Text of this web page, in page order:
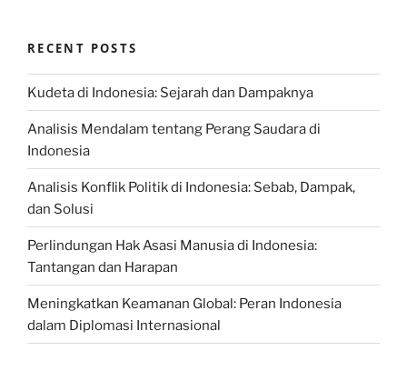
RECENT POSTS
Kudeta di Indonesia: Sejarah dan Dampaknya
Analisis Mendalam tentang Perang Saudara di
Indonesia
Analisis Konflik Politik di Indonesia: Sebab, Dampak,
dan Solusi
Perlindungan Hak Asasi Manusia di Indonesia:
Tantangan dan Harapan
Meningkatkan Keamanan Global: Peran Indonesia
dalam Diplomasi Internasional